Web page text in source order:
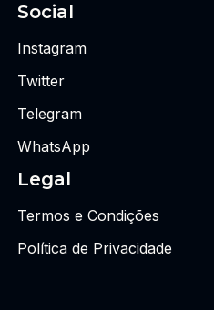
Social
Instagram
Twitter
Telegram
WhatsApp
Legal
Termos e Condições
Política de Privacidade